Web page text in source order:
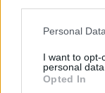
Please note that
not limited to
grant or deny
use your data for
Personal
I want to opt-
personal data.
Opted In